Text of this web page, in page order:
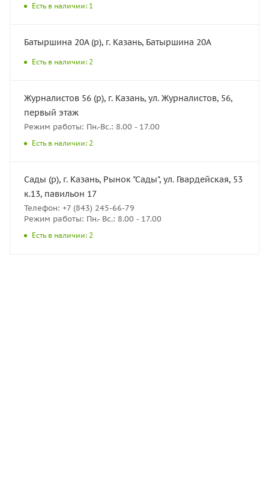
Есть в наличии: 1
Батыршина 20А (р), г. Казань, Батыршина 20А
Есть в наличии: 2
Журналистов 56 (р), г. Казань, ул. Журналистов, 56,
первый этаж
Режим работы: Пн.-Вс.: 8.00 - 17.00
Есть в наличии: 2
Сады (р), г. Казань, Рынок "Сады", ул. Гвардейская, 53
к.13, павильон 17
Телефон: +7 (843) 245-66-79
Режим работы: Пн.- Вс.: 8.00 - 17.00
Есть в наличии: 2